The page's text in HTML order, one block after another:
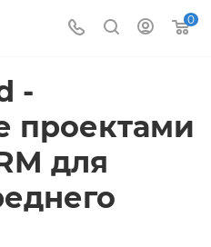
0
-
проектами
для